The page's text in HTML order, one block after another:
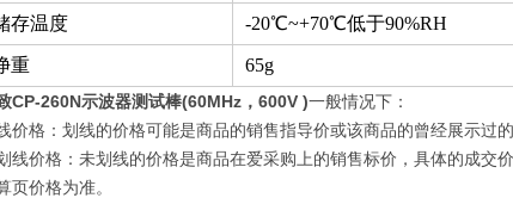
存温度 -20℃~+70℃低于90%RH
重 65g
CP-260N示波器测试棒(60MHz，600V )一般情况下：
价格：划线的价格可能是商品的销售指导价或该商品的曾经展示过
线价格：未划线的价格是商品在爱采购上的销售标价，具体的成
页价格为准。